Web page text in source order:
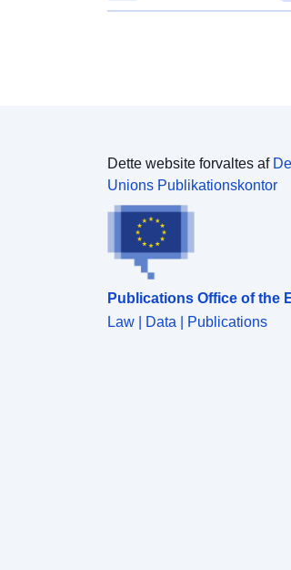
Dette website forvaltes af
Unions Publikationskontor
Publications Office of the
Law | Data | Publications